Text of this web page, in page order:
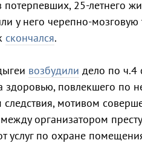
25-летнего
у него черепно-мозговую
скончался.
возбудили дело по
здоровью, повлекшего по
мотивом
организатором
услуг по охране